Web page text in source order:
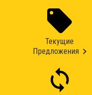
Текущие
Предложения